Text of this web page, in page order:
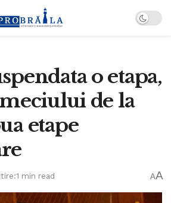
o etapa,
de la
etape
min read AA